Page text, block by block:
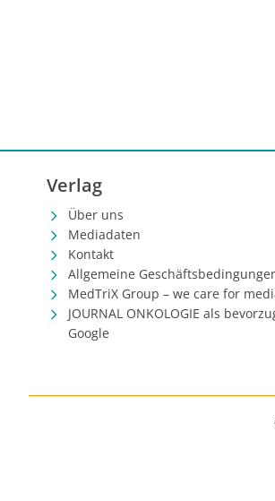
Verlag
Über uns
Mediadaten
Kontakt
Allgemeine
MedTriX Group – we care for
JOURNAL ONKOLOGIE als
Google